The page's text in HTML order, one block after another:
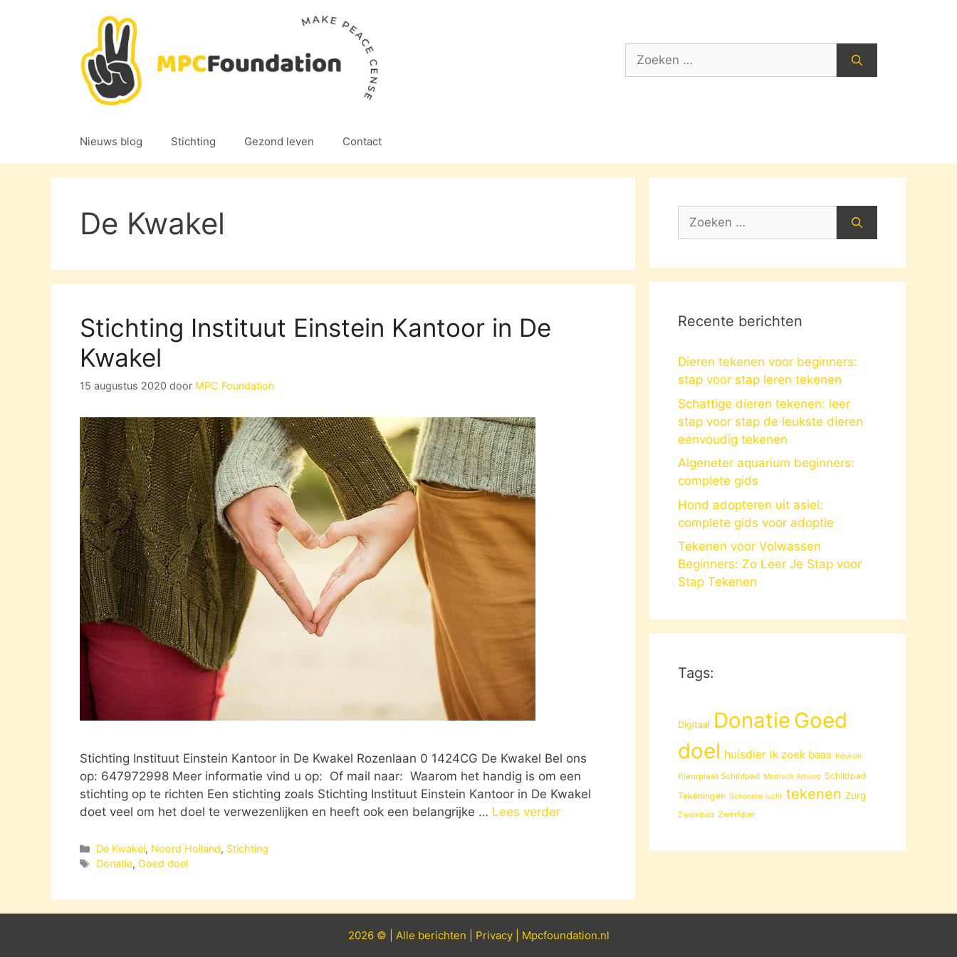
Zoek
Nieuws blog Stichting Gezond leven Contact
De Kwakel
Stichting Instituut Einstein Kantoor in De
Kwakel
15 augustus 2020 door MPC Foundation
Stichting Instituut Einstein Kantoor in De Kwakel Rozenlaan 0 1424CG De Kwakel Bel ons
op: 647972998 Meer informatie vind u op: Of mail naar: Waarom het handig is om een
stichting op te richten Een stichting zoals Stichting Instituut Einstein Kantoor in De Kwakel
doet veel om het doel te verwezenlijken en heeft ook een belangrijke … Lees verder
Categorieën
De Kwakel, Noord Holland, Stichting
Tags
Donatie,Goed doel
Zoek
Recente berichten
Dieren tekenen voor beginners:
stap voor stap leren tekenen
Schattige dieren tekenen: leer
stap voor stap de leukste dieren
eenvoudig tekenen
Algeneter aquarium beginners:
complete gids
Hond adopteren uit asiel:
complete gids voor adoptie
Tekenen voor Volwassen
Beginners: Zo Leer Je Stap voor
Stap Tekenen
Tags:
Digitaal Donatie Goed
doel huisdier ik zoek baas Keuken
Kleurplaat Schildpad Medisch Advies Schildpad
Tekeningen Schonere lucht tekenen Zorg
Zwembad Zwerfdier
2026 © | Alle berichten Privacy| Mpcfoundation.nl